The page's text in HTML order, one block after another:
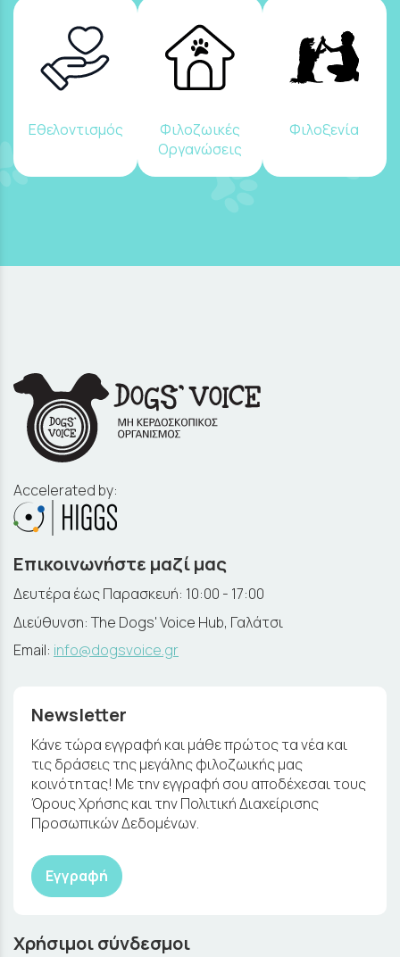
Εθελοντισμός
Φιλοζωικές
Οργανώσεις
Φιλοξενία
Accelerated by:
Επικοινωνήστε μαζί μας
Δευτέρα έως Παρασκευή: 10:00 - 17:00
Διεύθυνση: The Dogs' Voice Hub, Γαλάτσι
Email: info@dogsvoice.gr
Newsletter
Κάνε τώρα εγγραφή και μάθε πρώτος τα νέα και
τις δράσεις της μεγάλης φιλοζωικής μας
κοινότητας! Με την εγγραφή σου αποδέχεσαι τους
Όρους Χρήσης και την Πολιτική Διαχείρισης
Προσωπικών Δεδομένων.
Εγγραφή
Χρήσιμοι σύνδεσμοι